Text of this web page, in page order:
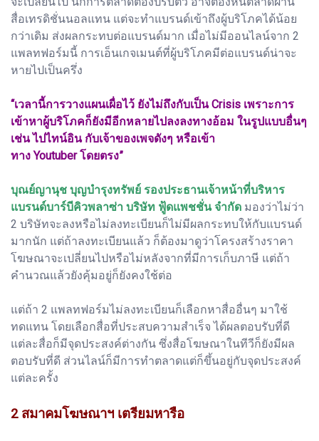
สื่อเทรดิชั่นนอลแทน แต่จะทำแบรนด์เข้าถึงผู้บริโภคได้น้อย
กว่าเดิม ส่งผลกระทบต่อแบรนด์มาก เมื่อไม่มีออนไลน์จาก 2
แพลทฟอร์มนี้ การเอ็นเกจเมนต์ที่ผู้บริโภคมีต่อแบรนด์น่าจะ
หายไปเป็นครึ่ง
“เวลานี้การวางแผนเผื่อไว้ ยังไม่ถึงกับเป็น Crisis เพราะการ
เข้าหาผู้บริโภคก็ยังมีอีกหลายไปลงลงทางอ้อม ในรูปแบบอื่นๆ
เช่น ไปไทน์อิน กับเจ้าของเพจดังๆ หรือเข้า
ทาง Youtuber โดยตรง”
บุณย์ญานุช บุญบำรุงทรัพย์ รองประธานเจ้าหน้าที่บริหาร
แบรนด์บาร์บีคิวพลาซ่า บริษัท ฟู้ดแพชชั่น จำกัด มองว่าไม่ว่า
2 บริษัทจะลงหรือไม่ลงทะเบียนก็ไม่มีผลกระทบให้กับแบรนด์
มากนัก แต่ถ้าลงทะเบียนแล้ว ก็ต้องมาดูว่าโครงสร้างราคา
โฆษณาจะเปลี่ยนไปหรือไม่หลังจากที่มีการเก็บภาษี แต่ถ้า
คำนวณแล้วยังคุ้มอยู่ก็ยังคงใช้ต่อ
แต่ถ้า 2 แพลทฟอร์มไม่ลงทะเบียนก็เลือกหาสื่ออื่นๆ มาใช้
ทดแทน โดยเลือกสื่อที่ประสบความสำเร็จ ได้ผลตอบรับที่ดี
แต่ละสื่อก็มีจุดประสงค์ต่างกัน ซึ่งสื่อโฆษณาในทีวีก็ยังมีผล
ตอบรับที่ดี ส่วนไลน์ก็มีการทำตลาดแต่ก็ขึ้นอยู่กับจุดประสงค์
แต่ละครั้ง
2 สมาคมโฆษณาฯ เตรียมหารือ